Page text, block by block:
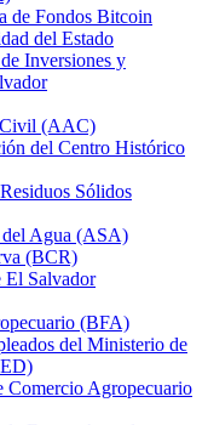
de Fondos Bitcoin
del Estado
Inversiones y
Civil (AAC)
del Centro Histórico
Sólidos
del Agua (ASA)
(BCR)
El Salvador
(BFA)
del Ministerio de
Comercio Agropecuario